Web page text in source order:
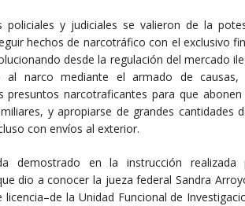
policiales y judiciales se valieron de la
hechos de narcotráfico con el exclusivo
desde la regulación del mercado
al narco mediante el armado de
presuntos narcotraficantes para que
y apropiarse de grandes cantidades
con envíos al exterior.
demostrado en la instrucción
dio a conocer la jueza federal Sandra
la Unidad Funcional de